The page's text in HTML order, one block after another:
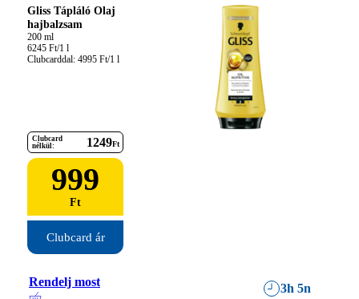
Gliss Tápláló Olaj
hajbalzsam
200 ml
6245 Ft/1 l
Clubcarddal: 4995 Ft/1 l
Clubcard
nélkül:
1249Ft
999
Ft
Clubcard ár
Rendelj most 3h 5n